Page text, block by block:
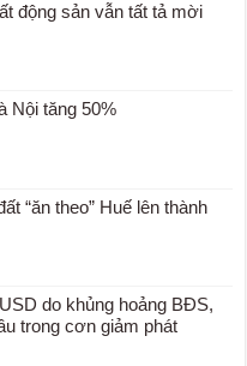
động sản vẫn tất tả mời
Nội tăng 50%
“ăn theo” Huế lên thành
do khủng hoảng BĐS,
trong cơn giảm phát